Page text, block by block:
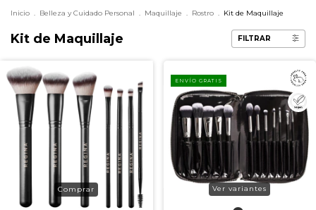
Inicio . Belleza y Cuidado Personal . Maquillaje . Rostro . Kit de Maquillaje
Kit de Maquillaje FILTRAR
ENVÍO GRATIS
Ver variantes